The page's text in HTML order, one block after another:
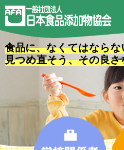
食品に、なくてはならな
見つめ直そう、その良さ